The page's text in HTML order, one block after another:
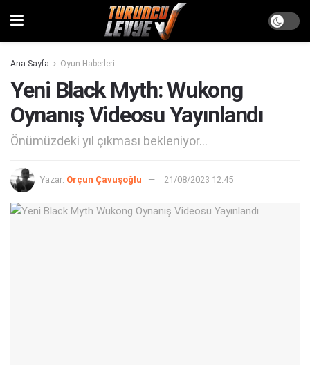
Ana Sayfa Oyun Haberleri
Yeni Black Myth: Wukong
Oynanış Videosu Yayınlandı
Önümüzdeki yıl çıkması bekleniyor...
Yazar: Orçun Çavuşoğlu 21/08/2023 12:45